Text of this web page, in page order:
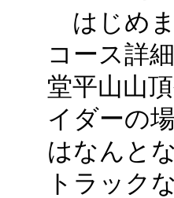
はじめま
コース詳
堂平山山
イダーの
はなんと
トラック